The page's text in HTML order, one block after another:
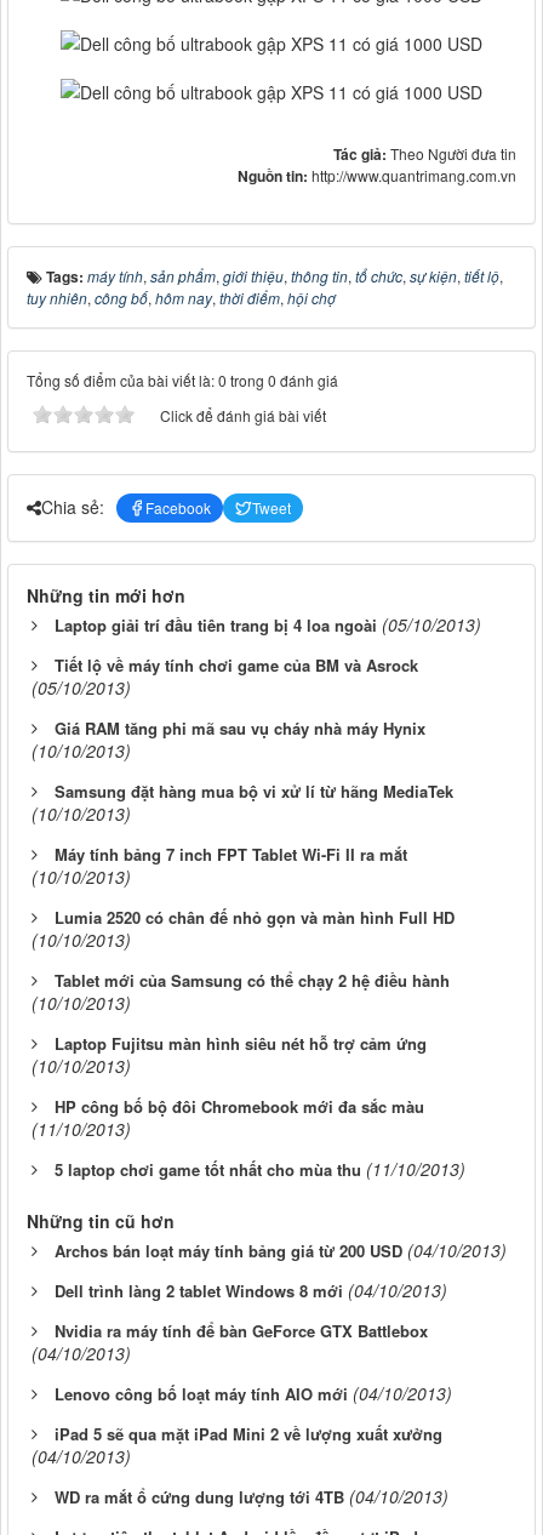
Tác giả: Theo Người đưa tin
Nguồn tin: http://www.quantrimang.com.vn
Tags: máy tính, sản phẩm, giới thiệu, thông tin, tổ chức, sự kiện, tiết lộ,
tuy nhiên, công bố, hôm nay, thời điểm, hội chợ
Tổng số điểm của bài viết là: 0 trong 0 đánh giá
Click để đánh giá bài viết
Chia sẻ: Facebook Tweet
Những tin mới hơn
Laptop giải trí đầu tiên trang bị 4 loa ngoài (05/10/2013)
Tiết lộ về máy tính chơi game của BM và Asrock
(05/10/2013)
Giá RAM tăng phi mã sau vụ cháy nhà máy Hynix
(10/10/2013)
Samsung đặt hàng mua bộ vi xử lí từ hãng MediaTek
(10/10/2013)
Máy tính bảng 7 inch FPT Tablet Wi-Fi II ra mắt
(10/10/2013)
Lumia 2520 có chân đế nhỏ gọn và màn hình Full HD
(10/10/2013)
Tablet mới của Samsung có thể chạy 2 hệ điều hành
(10/10/2013)
Laptop Fujitsu màn hình siêu nét hỗ trợ cảm ứng
(10/10/2013)
HP công bố bộ đôi Chromebook mới đa sắc màu
(11/10/2013)
5 laptop chơi game tốt nhất cho mùa thu (11/10/2013)
Những tin cũ hơn
Archos bán loạt máy tính bảng giá từ 200 USD (04/10/2013)
Dell trình làng 2 tablet Windows 8 mới (04/10/2013)
Nvidia ra máy tính để bàn GeForce GTX Battlebox
(04/10/2013)
Lenovo công bố loạt máy tính AIO mới (04/10/2013)
iPad 5 sẽ qua mặt iPad Mini 2 về lượng xuất xưởng
(04/10/2013)
WD ra mắt ổ cứng dung lượng tới 4TB (04/10/2013)